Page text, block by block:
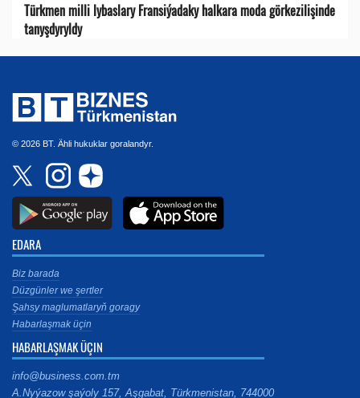
Türkmen milli lybaslary Fransiýadaky halkara moda görkezilişinde
tanyşdyryldy
© 2026 BT. Ähli hukuklar goralandyr.
EDARA
Biz barada
Düzgünler we şertler
Şahsy maglumatlaryň goragy
Habarlaşmak üçin
HABARLAŞMAK ÜÇIN
info@business.com.tm
A.Nyýazow şaýoly 157, Aşgabat, Türkmenistan, 744000